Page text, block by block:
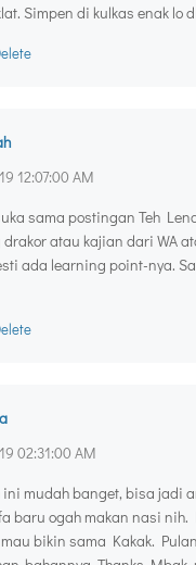
Simpen di kulkas enak lo
12:07:00 AM
sama postingan Teh
atau kajian dari WA
ada learning point-nya.
02:31:00 AM
ini mudah banget, bisa jadi
baru ogah makan nasi
bikin sama Kakak.